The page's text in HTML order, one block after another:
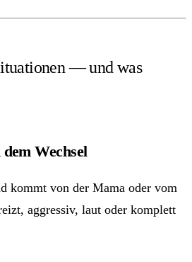
— und was
Wechsel
kommt von der Mama oder vom
aggressiv, laut oder komplett